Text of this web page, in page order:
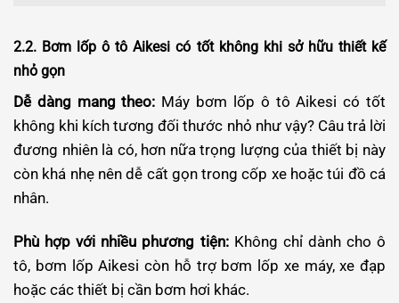
2.2. Bơm lốp ô tô Aikesi có tốt không khi sở hữu thiết kế
nhỏ gọn
Dễ dàng mang theo: Máy bơm lốp ô tô Aikesi có tốt
không khi kích tương đối thước nhỏ như vậy? Câu trả lời
đương nhiên là có, hơn nữa trọng lượng của thiết bị này
còn khá nhẹ nên dễ cất gọn trong cốp xe hoặc túi đồ cá
nhân.
Phù hợp với nhiều phương tiện:Không chỉ dành cho ô
tô, bơm lốp Aikesi còn hỗ trợ bơm lốp xe máy, xe đạp
hoặc các thiết bị cần bơm hơi khác.